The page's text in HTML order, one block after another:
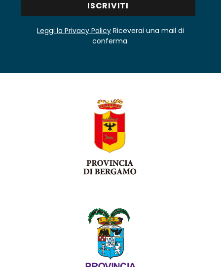
Leggi la Privacy Policy Riceverai una mail di
conferma.